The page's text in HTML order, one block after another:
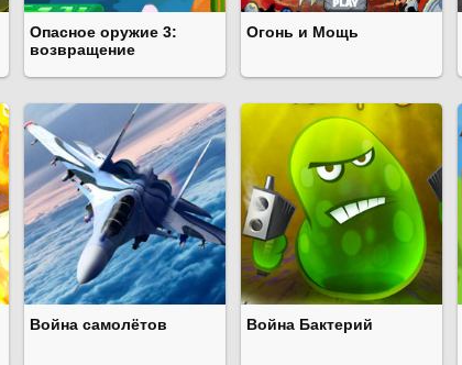
Опасное оружие 3:
возвращение
Огонь и Мощь
Война самолётов Война Бактерий